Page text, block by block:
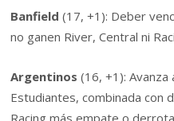
Banfield(17, +1): Deber
no ganen River, Central ni
Argentinos (16, +1):
Estudiantes, combinada con